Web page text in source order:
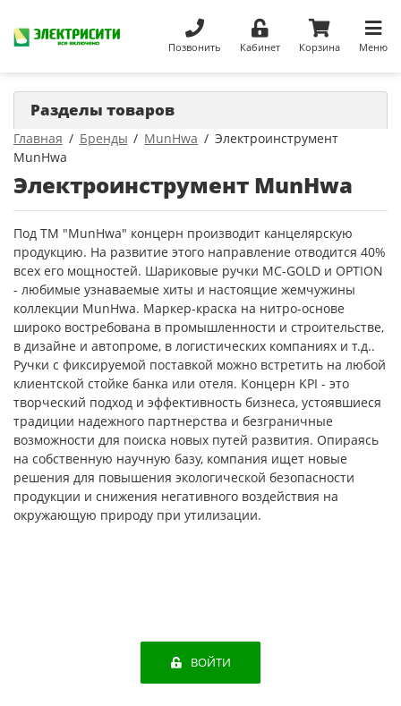
Позвонить Кабинет Корзина Меню
Главная Бренды MunHwa
Электроинструмент
MunHwa
Электроинструмент MunHwa
Под ТМ "MunHwa" концерн производит канцелярскую
продукцию. На развитие этого направление отводится 40%
всех его мощностей. Шариковые ручки MC-GOLD и OPTION
- любимые узнаваемые хиты и настоящие жемчужины
коллекции MunHwa. Маркер-краска на нитро-основе
широко востребована в промышленности и строительстве,
в дизайне и автопроме, в логистических компаниях и т.д..
Ручки с фиксируемой поставкой можно встретить на любой
клиентской стойке банка или отеля. Концерн KPI - это
творческий подход и эффективность бизнеса, устоявшиеся
традиции надежного партнерства и безграничные
возможности для поиска новых путей развития. Опираясь
на собственную научную базу, компания ищет новые
решения для повышения экологической безопасности
продукции и снижения негативного воздействия на
окружающую природу при утилизации.
Разделы товаров
ВОЙТИ